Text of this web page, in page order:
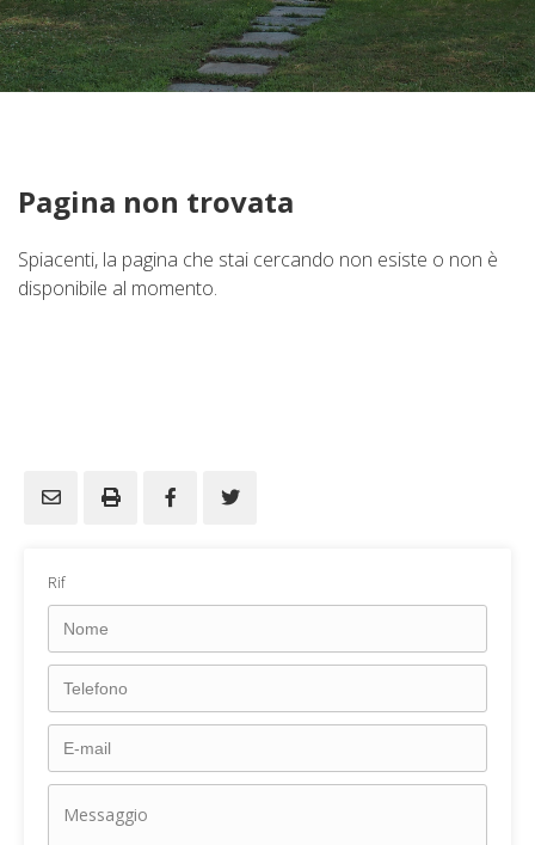
Immobili Preferiti
Pagina non trovata
Spiacenti, la pagina che stai cercando non esiste o non è
disponibile al momento.
Rif